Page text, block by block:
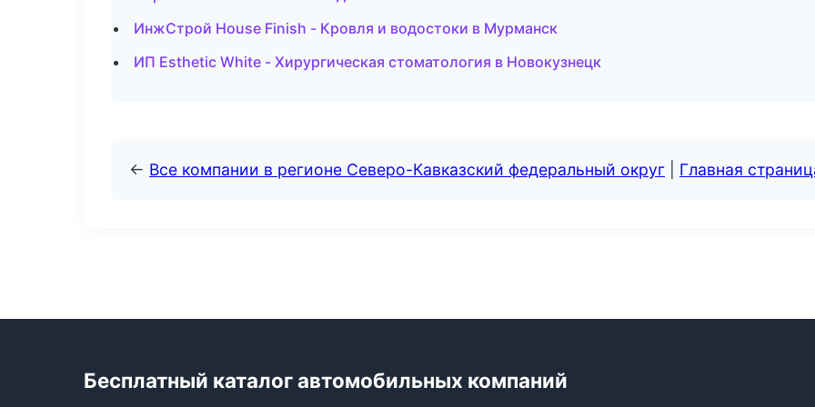
ИнжСтрой House Finish - Кровля и водостоки в Мурманск
ИП Esthetic White - Хирургическая стоматология в Новокузнецк
← Все компании в регионе Северо-Кавказский федеральный округ Главная
Бесплатный каталог автомобильных компаний